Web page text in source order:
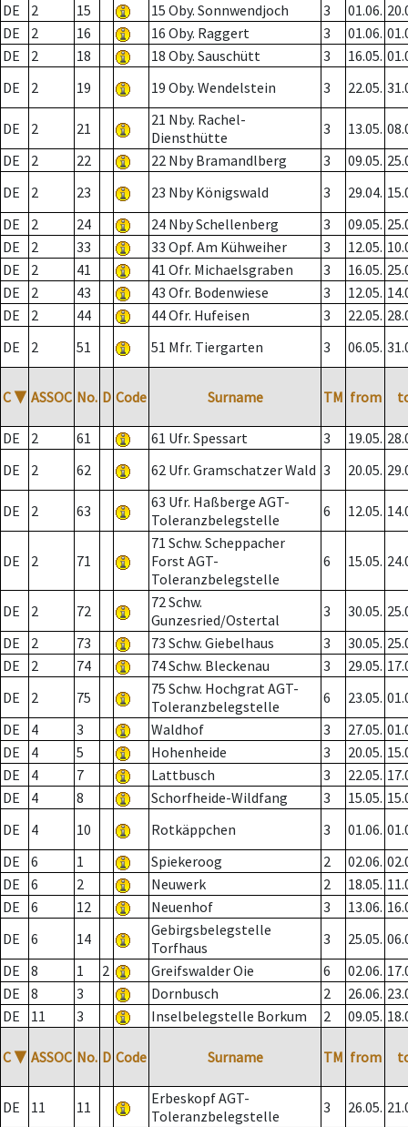
DE
2 15 15 Oby. Sonnwendjoch 3 01.06.
DE
2 16 16 Oby. Raggert 3 01.06.
DE
2 18 18 Oby. Sauschütt 3 16.05.
DE
2 19 19 Oby. Wendelstein 3 22.05.
DE 2 21
21 Nby. Rachel-
Diensthütte
3 13.05.
DE
2 22 22 Nby Bramandlberg 3 09.05.
DE
2 23 23 Nby Königswald 3 29.04.
DE
2 24 24 Nby Schellenberg 3 09.05.
DE
2 33 33 Opf. Am Kühweiher 3 12.05.
DE
2 41 41 Ofr. Michaelsgraben 3 16.05.
DE
2 43 43 Ofr. Bodenwiese 3 12.05.
DE
2 44 44 Ofr. Hufeisen 3 22.05.
DE
2 51 51 Mfr. Tiergarten 3 06.05.
C ▼ ASSOC No. D Code Surname TM from
DE 2 61 61 Ufr. Spessart 3 19.05.
DE
2 62 62 Ufr. Gramschatzer Wald 3 20.05.
DE 2 63
63 Ufr. Haßberge AGT-
Toleranzbelegstelle
6 12.05.
DE 2 71
71 Schw. Scheppacher
Forst AGT-
Toleranzbelegstelle
6 15.05.
DE 2 72
72 Schw.
Gunzesried/Ostertal
3 30.05.
DE
2 73 73 Schw. Giebelhaus 3 30.05.
DE
2 74 74 Schw. Bleckenau 3 29.05.
DE
2 75
75 Schw. Hochgrat AGT-
Toleranzbelegstelle
6 23.05.
DE
4 3 Waldhof 3 27.05.
DE
4 5 Hohenheide 3 20.05.
DE
4 7 Lattbusch 3 22.05.
DE
4 8 Schorfheide-Wildfang 3 15.05.
DE
4 10 Rotkäppchen 3 01.06.
DE
6 1 Spiekeroog 2 02.06.
DE
6 2 Neuwerk 2 18.05.
DE
6 12 Neuenhof 3 13.06.
DE
6 14
Gebirgsbelegstelle
Torfhaus
3 25.05.
DE
8 1 2 Greifswalder Oie 6 02.06.
DE
8 3 Dornbusch 2 26.06.
DE
11 3 Inselbelegstelle Borkum 2 09.05.
C ▼ ASSOC No. D Code Surname TM from
DE 11 11
Erbeskopf AGT-
Toleranzbelegstelle
3 26.05.